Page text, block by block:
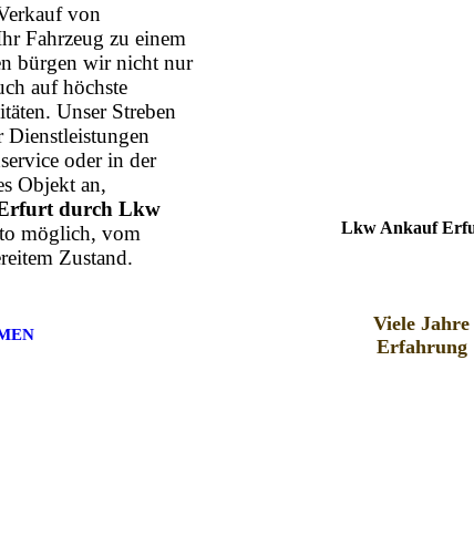
von
Fahrzeug zu einem
bürgen wir nicht nur
auf höchste
Unser Streben
Dienstleistungen
oder in der
Objekt an,
durch Lkw
möglich, vom
Zustand.
Lkw Ankauf
Viele Jahre
Erfahrung